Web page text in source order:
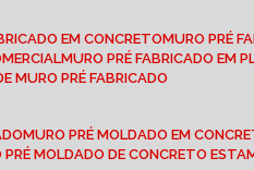
EM CONCRETO
MURO PRÉ
MURO PRÉ FABRICADO EM
MURO PRÉ FABRICADO
MURO PRÉ MOLDADO EM
PRÉ MOLDADO DE CONCRETO